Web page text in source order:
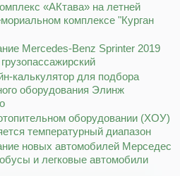
«АКтава» на летней
комплексе "Курган
Mercedes-Benz Sprinter 2019
калькулятор для подбора
оборудования Элинж
оборудовании (ХОУ)
температурный диапазон
новых автомобилей Мерседес
и легковые автомобили